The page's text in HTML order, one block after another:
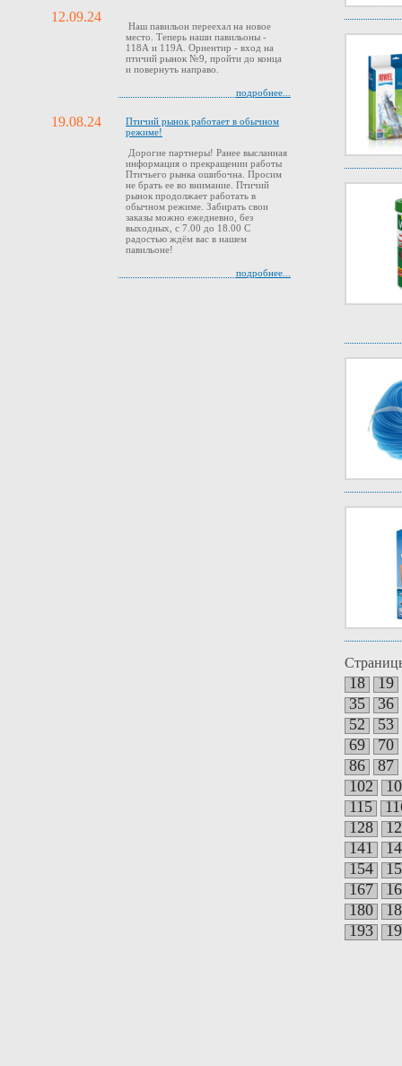
18
19
35
36
52
53
69
70
86
87
102
115
128
141
154
167
180
193
12.09.24
Наш павильон переехал на новое
место. Теперь наши павильоны -
118А и 119А. Ориентир - вход на
птичий рынок №9, пройти до конца
и повернуть направо.
подробнее...
19.08.24
Птичий рынок работает в обычном
режиме!
Дорогие партнеры! Ранее высланная
информация о прекращении работы
Птичьего рынка ошибочна. Просим
не брать ее во внимание. Птичий
рынок продолжает работать в
обычном режиме. Забирать свои
заказы можно ежедневно, без
выходных, с 7.00 до 18.00 С
радостью ждём вас в нашем
павильоне!
подробнее...